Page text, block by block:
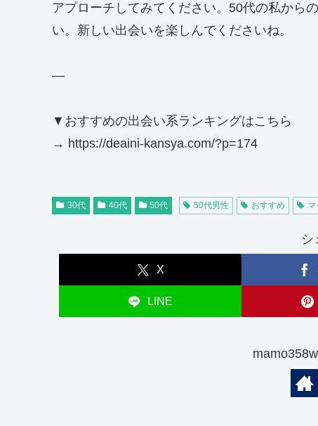
アプローチしてみてください。50代の私から
い。新しい出会いを楽しんでくださいね。
—
▼おすすめの出会い系ランキングはこちら
→ https://deaini-kansya.com/?p=174
30代 40代 50代 50代男性 おすすめ マ
シ
X
LINE